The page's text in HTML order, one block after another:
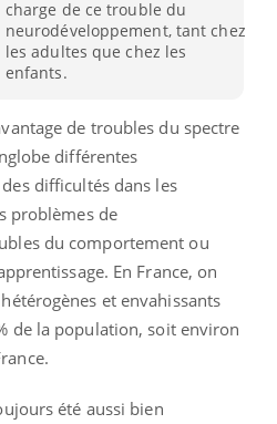
charge de ce trouble du
neurodéveloppement, tant chez
les adultes que chez les
enfants.
de troubles du spectre
différentes
difficultés dans les
problèmes de
du comportement ou
En France, on
et envahissants
de la population, soit environ
été aussi bien